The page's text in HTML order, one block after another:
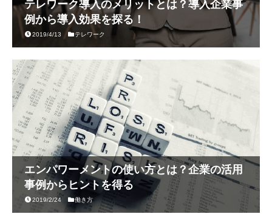
テレワーク導入のメリットとは？導入企業事
例から導入効果を探る！
2019/4/13 テレワーク
エンパワーメントの使い方とは？企業の活用
事例からヒントを得る
2019/2/24 働き方